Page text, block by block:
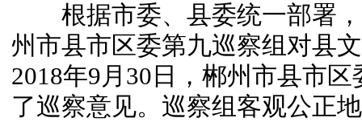
根据市委、县委统一部署，
州市县市区委第九巡察组对县
2018年9月30日，郴州市县市
了巡察意见。巡察组客观公正